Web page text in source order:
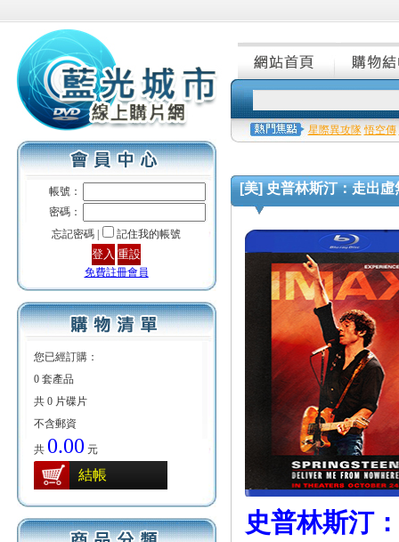
帳號：
密碼：
忘記密碼 |
記住我的帳號
免費註冊會員
您已經訂購：
0 套產品
共 0 片碟片
不含郵資
共 0.00 元
結帳
星際異攻隊 悟空傳
[美] 史普林斯汀：走出
史普林斯汀